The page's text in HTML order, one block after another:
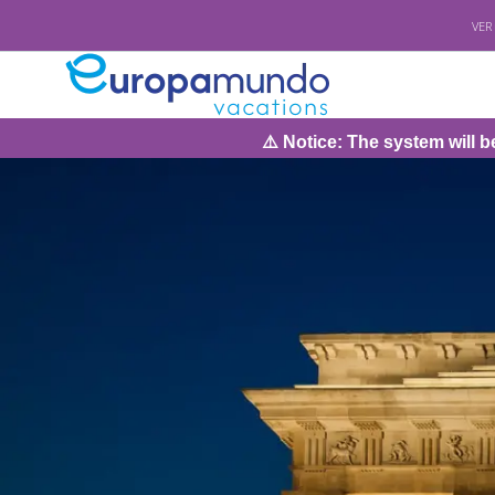
⚠️ Notice: The system will be under